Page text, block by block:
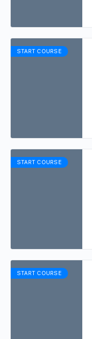
START COURSE
START COURSE
START COURSE